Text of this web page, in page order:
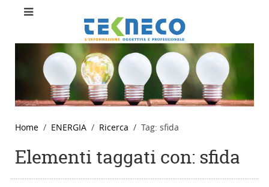
Home ENERGIA Ricerca Tag: sfida
Elementi taggati con: sfida